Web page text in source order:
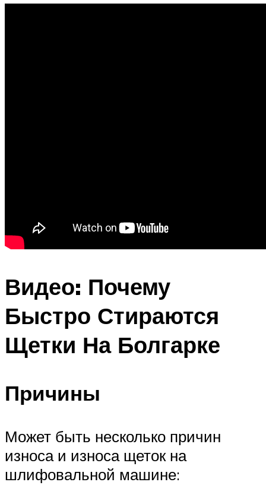
Видео: Почему
Быстро Стираются
Щетки На Болгарке
Причины
Может быть несколько причин
износа и износа щеток на
шлифовальной машине: